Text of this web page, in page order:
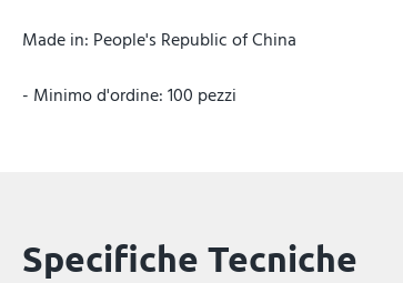
Made in: People's Republic of China
- Minimo d'ordine: 100 pezzi
Specifiche Tecniche